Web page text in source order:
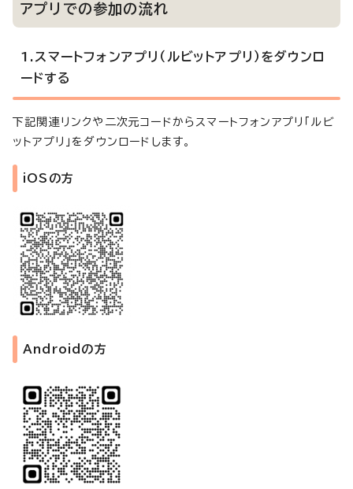
アプリでの参加の流れ
1.スマートフォンアプリ（ルビットアプリ）をダウンロ
ードする
下記関連リンクや二次元コードからスマートフォンアプリ「ルビ
ットアプリ」をダウンロードします。
iOSの方
Androidの方